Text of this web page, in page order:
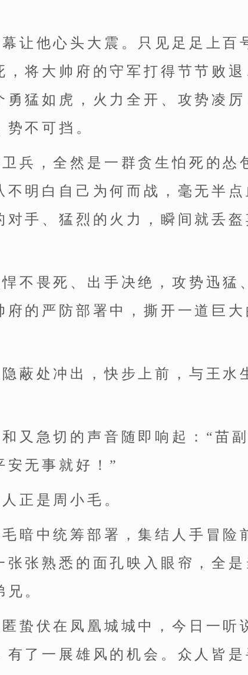
让他心头大震。只见足足上百
将大帅府的守军打得节节败退
猛如虎，火力全开、攻势凌厉
不可挡。
兵，全然是一群贪生怕死的怂
明白自己为何而战，毫无半点
手、猛烈的火力，瞬间就丢盔
不畏死、出手决绝，攻势迅猛
的严防部署中，撕开一道巨大
蔽处冲出，快步上前，与王水
又急切的声音随即响起：“苗副
安无事就好！”
正是周小毛。
暗中统筹部署，集结人手冒险
张熟悉的面孔映入眼帘，全是
。
蛰伏在凤凰城城中，今日一听
了一展雄风的机会。众人皆是